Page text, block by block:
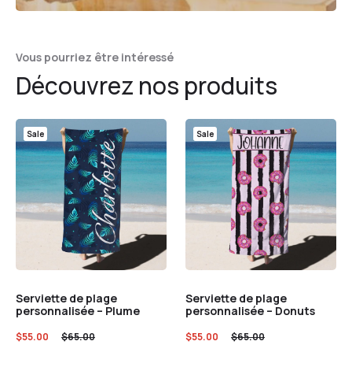
Vous pourriez être intéressé
Découvrez nos produits
Sale
Serviette de plage
personnalisée – Plume
$65.00
$55.00
Sale
Serviette de plage
personnalisée – Donuts
$65.00
$55.00